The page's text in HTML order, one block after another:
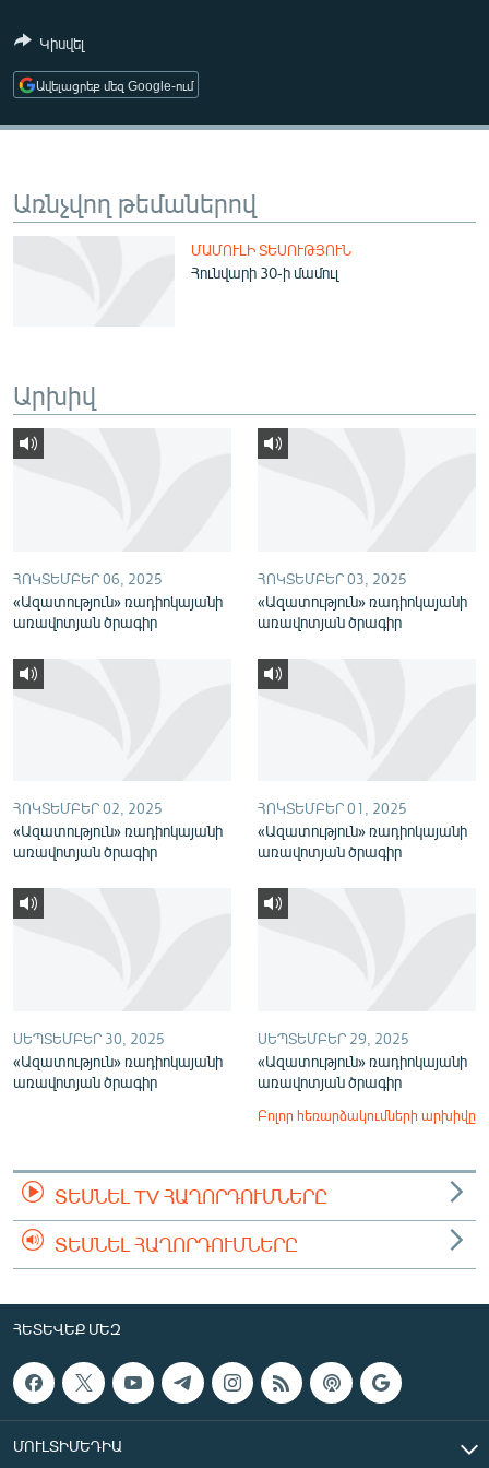
ՄՇԱԿՈՒՅԹ
ՍՊՈՐՏ
ՄԵԿՆԱԲԱՆՈՒԹՅՈՒՆ
ԿՈՐՈՆԱՎԻՐՈՒՍ
ԲԱՆԱՎԵՃ
ՓՈԴՔԱՍԹ
ՀԵՏԵՎԵՔ ՄԵԶ
Կիսվել
Ավելացրեք մեզ Google-ում
Առնչվող թեմաներով
ՄԱՄՈՒԼԻ ՏԵՍՈՒԹՅՈՒՆ
Հունվարի 30-ի մամուլ
Արխիվ
ՀՈԿՏԵՄԲԵՐ 06, 2025
«Ազատություն» ռադիոկայանի
առավոտյան ծրագիր
ՀՈԿՏԵՄԲԵՐ 03, 2025
«Ազատություն» ռադիոկայանի
առավոտյան ծրագիր
ՀՈԿՏԵՄԲԵՐ 02, 2025
«Ազատություն» ռադիոկայանի
առավոտյան ծրագիր
ՀՈԿՏԵՄԲԵՐ 01, 2025
«Ազատություն» ռադիոկայանի
առավոտյան ծրագիր
ՍԵՊՏԵՄԲԵՐ 30, 2025
«Ազատություն» ռադիոկայանի
առավոտյան ծրագիր
ՍԵՊՏԵՄԲԵՐ 29, 2025
«Ազատություն» ռադիոկայանի
առավոտյան ծրագիր
Բոլոր հեռարձակումների արխիվը
ՏԵՍՆԵԼ TV ՀԱՂՈՐԴՈՒՄՆԵՐԸ
ՏԵՍՆԵԼ ՀԱՂՈՐԴՈՒՄՆԵՐԸ
ՀԵՏԵՎԵՔ ՄԵԶ
ՄՈՒԼՏԻՄԵԴԻԱ